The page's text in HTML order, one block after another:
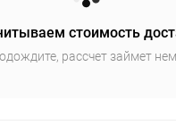
стоимость
рассчет займет